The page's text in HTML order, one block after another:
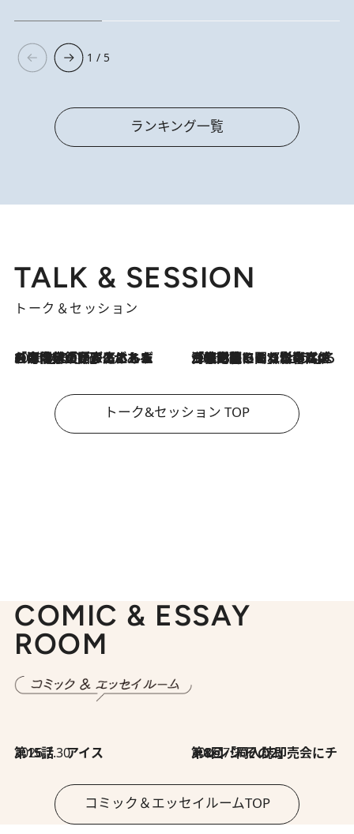
1 / 5
ランキング一覧
TALK & SESSION
トーク＆セッション
2026.8.3
「今後値上げがあるとすれば…」「リスクがあるのは今年の冬」エネルギー専門家が語る、ホルムズ海峡封鎖が家庭にもたらす“ある心配” 2026.8.3
「住宅建てられない…」「サーチャージ料の高値が続いている」ホルムズ海峡封鎖による影響はいつまで続く？《エネルギー専門家に聞く“どうなる日本の暮らし”》
トーク&セッション TOP
COMIC & ESSAY
ROOM
2026.7.30
第15話 アイス 2026.7.30
第8回「同人誌即売会にチャレンジ その2」
コミック＆エッセイルームTOP